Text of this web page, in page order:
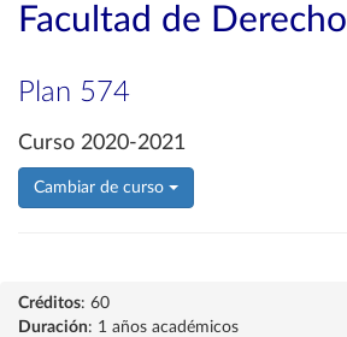
Facultad de Derecho
Plan 574
Curso 2020-2021
Cambiar de curso
Créditos: 60
Duración: 1 años académicos